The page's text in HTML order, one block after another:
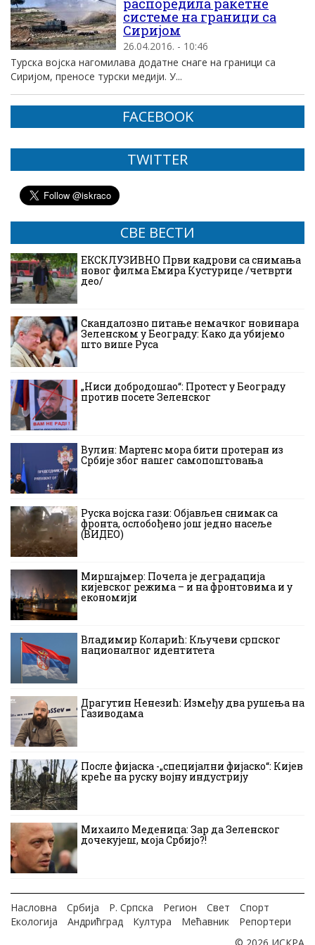
распоредила ракетне
системе на граници са
Сиријом
26.04.2016. - 10:46
Турска војска нагомилава додатне снаге на граници са
Сиријом, преносе турски медији. У...
FACEBOOK
TWITTER
СВЕ ВЕСТИ
ЕКСКЛУЗИВНО Први кадрови са снимања
новог филма Емира Кустурице /четврти
део/
Скандалозно питање немачког новинара
Зеленском у Београду: Како да убијемо
што више Руса
„Ниси добродошао“: Протест у Београду
против посете Зеленског
Вулин: Мартенс мора бити протеран из
Србије због нашег самопоштовања
Руска војска гази: Објављен снимак са
фронта, ослобођено још једно насеље
(ВИДЕО)
Миршајмер: Почела је деградација
кијевског режима – и на фронтовима и у
економији
Владимир Коларић: Кључеви српског
националног идентитета
Драгутин Ненезић: Између два рушења на
Газиводама
После фијаска -„специјални фијаско“: Кијев
креће на руску војну индустрију
Михаило Меденица: Зар да Зеленског
дочекујеш, моја Србијо?!
Насловна Србија Р. Српска Регион Свет
Спорт
Екологија
Андрићград Култура Мећавник
Репортери